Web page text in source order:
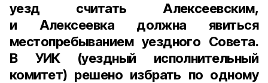
уезд считать Алексеевским,
и Алексеевка должна явиться
местопребыванием уездного Совета.
В УИК (уездный исполнительный
комитет) решено избрать по одному